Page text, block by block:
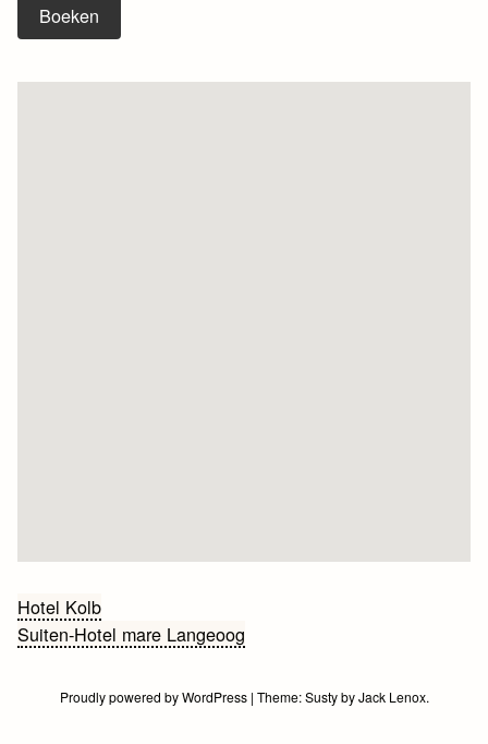
Boeken
Bericht
navigatie
Hotel Kolb
Suiten-Hotel mare Langeoog
Proudly powered by WordPress | Theme:SustybyJack Lenox.